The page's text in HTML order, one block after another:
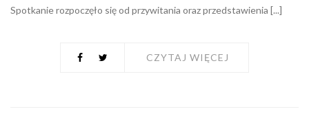
Spotkanie rozpoczęło się od przywitania oraz przedstawienia [...]
CZYTAJ WIĘCEJ